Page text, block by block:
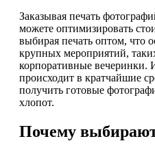
Заказывая печать
можете оптимизировать
выбирая печать оптом, что
крупных мероприятий,
корпоративные вечеринки.
происходит в кратчайшие
получить готовые
хлопот.
Почему